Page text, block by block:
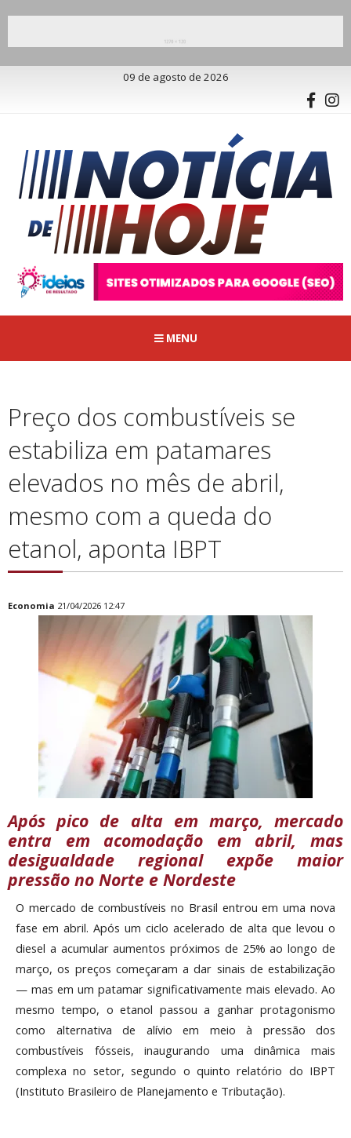
09 de agosto de 2026
MENU
Preço dos combustíveis se
estabiliza em patamares
elevados no mês de abril,
mesmo com a queda do
etanol, aponta IBPT
Economia 21/04/2026 12:47
Após pico de alta em março, mercado
entra em acomodação em abril, mas
desigualdade regional expõe maior
pressão no Norte e Nordeste
O mercado de combustíveis no Brasil entrou em uma nova
fase em abril. Após um ciclo acelerado de alta que levou o
diesel a acumular aumentos próximos de 25% ao longo de
março, os preços começaram a dar sinais de estabilização
— mas em um patamar significativamente mais elevado. Ao
mesmo tempo, o etanol passou a ganhar protagonismo
como alternativa de alívio em meio à pressão dos
combustíveis fósseis, inaugurando uma dinâmica mais
complexa no setor, segundo o quinto relatório do IBPT
(Instituto Brasileiro de Planejamento e Tributação).